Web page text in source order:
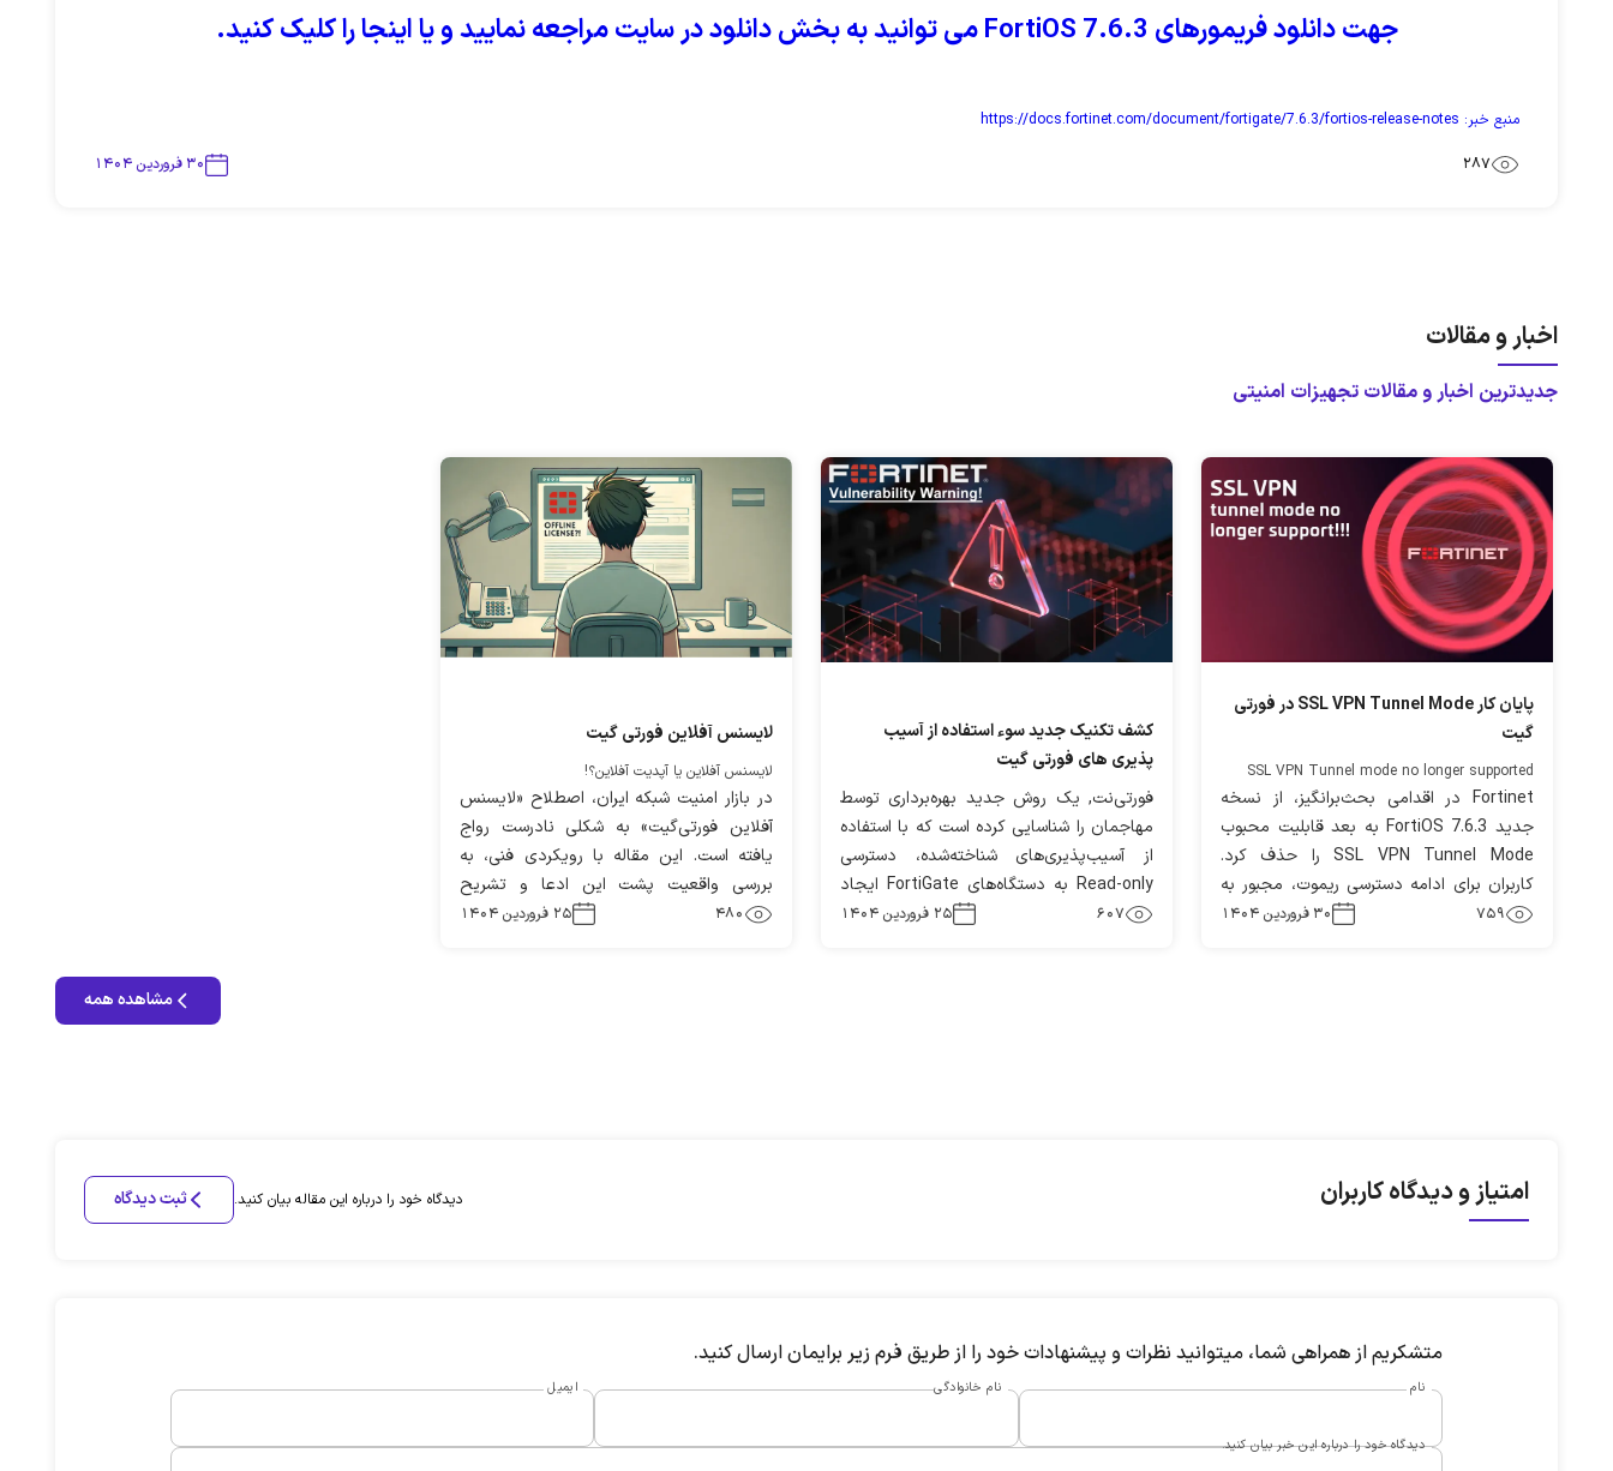
جهت دانلود فریمورهای FortiOS 7.6.3 می توانید به بخش دانلود در سایت مراجعه نمایید و یا اینجا را کلیک کنید.
منبع خبر: https://docs.fortinet.com/document/fortigate/7.6.3/fortios-release-notes
287 ۳۰ فروردین ۱۴۰۴
اخبار و مقالات
جدیدترین اخبار و مقالات تجهیزات امنیتی
پایان کار SSL VPN Tunnel Mode در فورتی
گیت
SSL VPN Tunnel mode no longer supported
Fortinet در اقدامی بحث‌برانگیز، از نسخه
جدید FortiOS 7.6.3 به بعد قابلیت محبوب
SSL VPN Tunnel Mode را حذف کرد.
کاربران برای ادامه دسترسی ریموت، مجبور به
Migrate به IPsec VPN هستند. این تغییر
759 ۳۰ فروردین ۱۴۰۴
کشف تکنیک جدید سوء استفاده از آسیب
پذیری های فورتی گیت
فورتی‌نت, یک روش جدید بهره‌برداری توسط
مهاجمان را شناسایی کرده است که با استفاده
از آسیب‌پذیری‌های شناخته‌شده، دسترسی
Read-only به دستگاه‌های FortiGate ایجاد
می‌کنند. در این خبر، جزئیات تهدید، نحوه
607 ۲۵ فروردین ۱۴۰۴
لایسنس آفلاین فورتی گیت
لایسنس آفلاین یا آپدیت آفلاین؟!
در بازار امنیت شبکه ایران، اصطلاح «لایسنس
آفلاین فورتی‌گیت» به شکلی نادرست رواج
یافته است. این مقاله با رویکردی فنی، به
بررسی واقعیت پشت این ادعا و تشریح
تفاوت آن با ساختار رسمی Fortinet
480 ۲۵ فروردین ۱۴۰۴
مشاهده همه
امتیاز و دیدگاه کاربران دیدگاه خود را درباره این مقاله بیان کنید. ثبت دیدگاه
متشکریم از همراهی شما، میتوانید نظرات و پیشنهادات خود را از طریق فرم زیر برایمان ارسال کنید.
نام نام خانوادگی ایمیل
دیدگاه خود را درباره این خبر بیان کنید.